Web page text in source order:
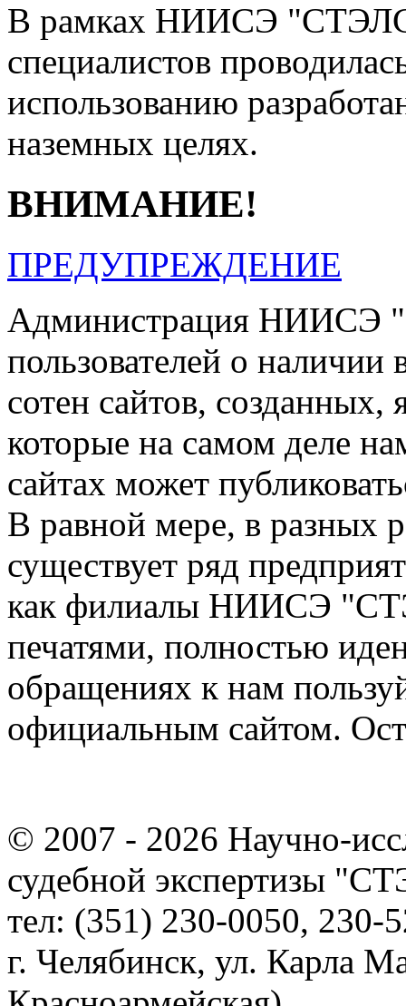
В рамках НИИСЭ
специалистов
использованию
наземных целях.
ВНИМАНИЕ!
ПРЕДУПРЕЖДЕНИЕ
Администрация НИИСЭ
пользователей о наличии
сотен сайтов,
которые на самом деле
сайтах может
В равной мере, в разных
существует ряд
как филиалы НИИСЭ
печатями, полностью
обращениях к нам
официальным сайтом.
© 2007 - 2026 Научно-
судебной экспертизы
тел: (351) 230-0050, 230-
г. Челябинск, ул. Карла